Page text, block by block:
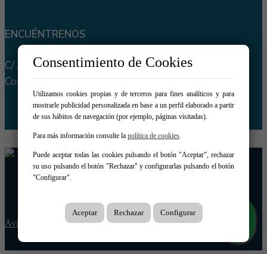
ENCUÉNTRENOS
C/ Amparo Barrios 2
Coslada, 28821, Madrid
Aviso legal Protección de datos|Cookies|Creado con Mobilia
Consentimiento de Cookies
Utilizamos cookies propias y de terceros para fines analíticos y para
mostrarle publicidad personalizada en base a un perfil elaborado a partir
de sus hábitos de navegación (por ejemplo, páginas visitadas).
Para más información consulte la política de cookies.
Puede aceptar todas las cookies pulsando el botón "Aceptar", rechazar
su uso pulsando el botón "Rechazar" y configurarlas pulsando el botón
"Configurar".
Aceptar Rechazar Configurar